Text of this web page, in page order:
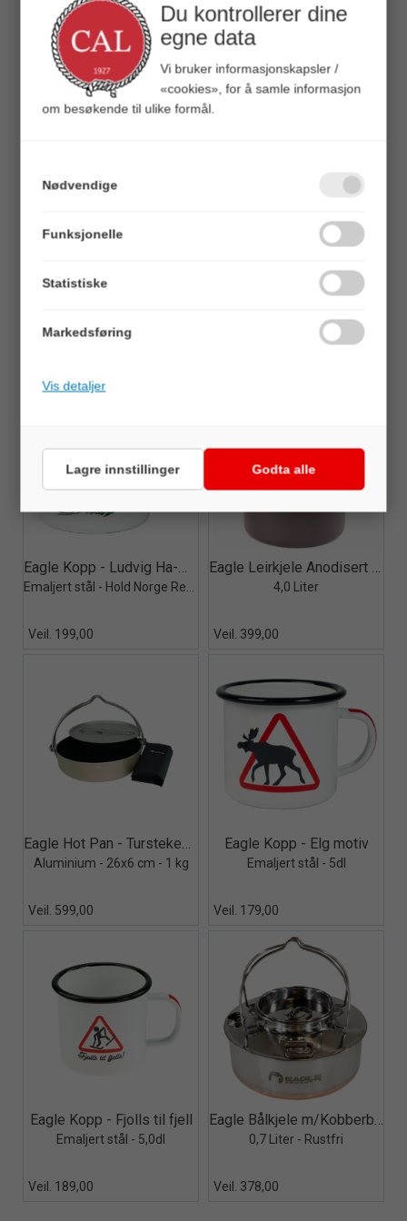
BESKRIVELSE
Bålkjele i rustfritt stål med kobberbunn. Til bål,
stormkjøkken og gass.
NB ikke induksjon!
Vol. 1,5ltr
TEKNISK INFO
Volum (Liter)
ALTERNATIVER
Quick View+ Eagle Kopp - Ludvig Ha-Med-Koppen
Veil. 199,00
Quick View+ Eagle Leirkjele Anodisert aluminium
4,0 Liter
Veil. 399,00
Quick View+ Eagle Hot Pan - Turstekepanne
Aluminium - 26x6 cm - 1 kg
Veil. 599,00
Quick View+
Eagle Kopp - Elg motiv
Emaljert stål - 5dl
Veil. 179,00
Quick View+
Eagle Kopp - Fjolls til fjell
Emaljert stål - 5,0dl
Veil. 189,00
Quick View+ Eagle Bålkjele m/Kobberbunn
0,7 Liter - Rustfri
Veil. 378,00
Du kontrollerer dine
egne data
Vi bruker informasjonskapsler /
«cookies», for å samle informasjon
om besøkende til ulike formål.
Nødvendige
Funksjonelle
Statistiske
Markedsføring
Vis detaljer
Lagre innstillinger Godta alle